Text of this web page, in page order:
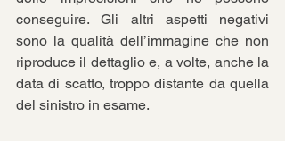
conseguire. Gli altri aspetti negativi
sono la qualità dell’immagine che non
riproduce il dettaglio e, a volte, anche la
data di scatto, troppo distante da quella
del sinistro in esame.